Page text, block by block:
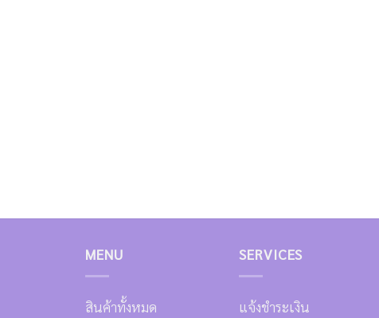
MENU
สินค้าทั้งหมด
SERVICES
แจ้งชำระเงิน